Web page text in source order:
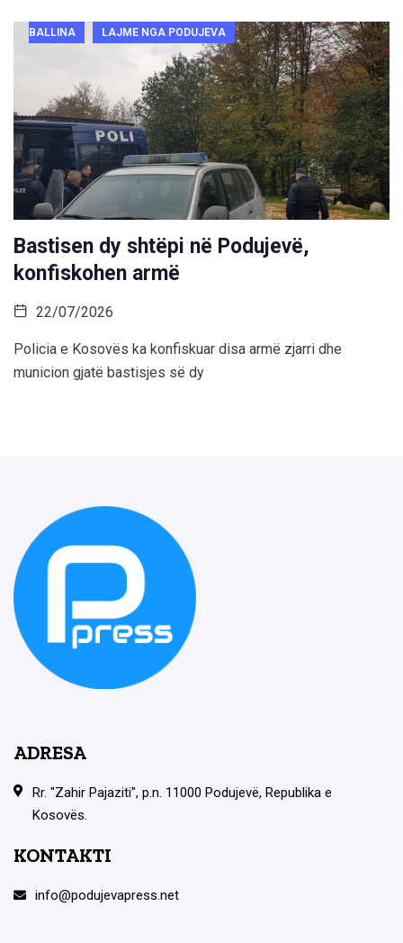
BALLINA LAJME NGA PODUJEVA
Bastisen dy shtëpi në Podujevë,
konfiskohen armë
22/07/2026
Policia e Kosovës ka konfiskuar disa armë zjarri dhe
municion gjatë bastisjes së dy
ADRESA
Rr. "Zahir Pajaziti", p.n. 11000 Podujevë, Republika e
Kosovës.
KONTAKTI
info@podujevapress.net